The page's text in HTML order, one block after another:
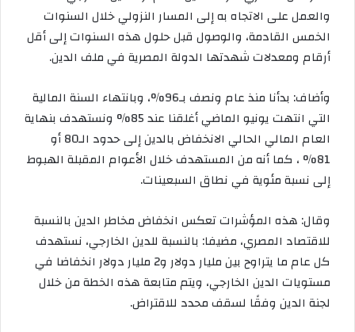
والعمل على الاتجاه به إلى المسار النزولي خلال السنوات
الخمس القادمة، والوصول قبل حلول هذه السنوات إلى أقل
أرقام ومعدلات شهدتها الدولة المصرية في ملف الدين.
وأضاف: بدأنا منذ عام ونصف بـ96%، وبانتهاء السنة المالية
التي انتهت يونيو الماضي أغلقنا عند 85% ونستهدف بنهاية
العام المالي الحالي الانخفاض بالدين إلى حدود الـ80 أو
81% ، كما أنه من المستهدف خلال الأعوام المقبلة الهبوط
إلى نسبة مئوية في نطاق السبعينات.
وقال: هذه المؤشرات تعكس انخفاض مخاطر الدين بالنسبة
للاقتصاد المصري، مضيفا: بالنسبة للدين الخارجي، نستهدف
كل عام ما يتراوح بين مليار دولار و2 مليار دولار انخفاضا في
مستويات الدين الخارجي، ويتم متابعة هذه الخطة من خلال
لجنة الدين وفقًا لسقف محدد للاقتراض.